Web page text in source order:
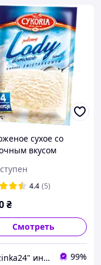
сухое со
вкусом
4.4 (5)
₴
Смотреть
"Korzinka24" интернет магазин 99%